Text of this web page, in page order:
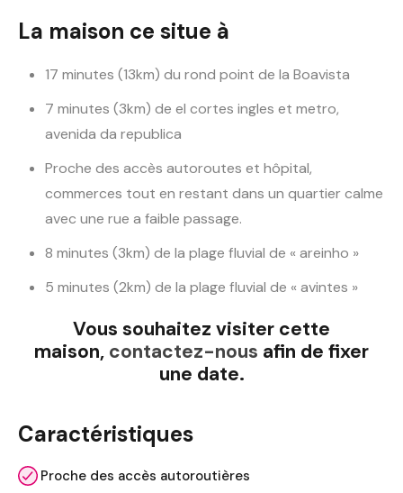
La maison ce situe à
17 minutes (13km) du rond point de la Boavista
7 minutes (3km) de el cortes ingles et metro,
avenida da republica
Proche des accès autoroutes et hôpital,
commerces tout en restant dans un quartier calme
avec une rue a faible passage.
8 minutes (3km) de la plage fluvial de « areinho »
5 minutes (2km) de la plage fluvial de « avintes »
Vous souhaitez visiter cette
maison, contactez-nous afin de fixer
une date.
Caractéristiques
Proche des accès autoroutières